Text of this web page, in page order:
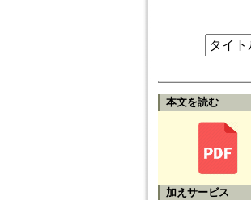
本文を読む
加えサービス